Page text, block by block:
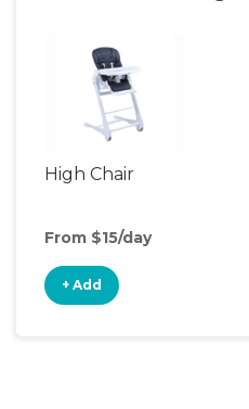
High Chair
From $15/day
+ Add